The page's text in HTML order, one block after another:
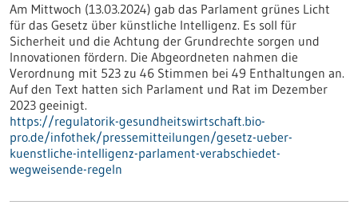
Am Mittwoch (13.03.2024) gab das Parlament grünes Licht
für das Gesetz über künstliche Intelligenz. Es soll für
Sicherheit und die Achtung der Grundrechte sorgen und
Innovationen fördern. Die Abgeordneten nahmen die
Verordnung mit 523 zu 46 Stimmen bei 49 Enthaltungen an.
Auf den Text hatten sich Parlament und Rat im Dezember
2023 geeinigt.
https://regulatorik-gesundheitswirtschaft.bio-
pro.de/infothek/pressemitteilungen/gesetz-ueber-
kuenstliche-intelligenz-parlament-verabschiedet-
wegweisende-regeln